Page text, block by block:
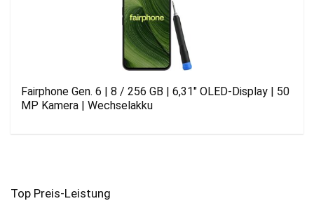
Fairphone Gen. 6 | 8 / 256 GB | 6,31″ OLED-Display | 50
MP Kamera | Wechselakku
Top Preis-Leistung